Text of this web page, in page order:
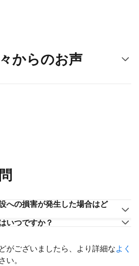
からのお声
る
への損害が発生した場合はど
いつですか？
がございましたら、より詳細なよく
い。